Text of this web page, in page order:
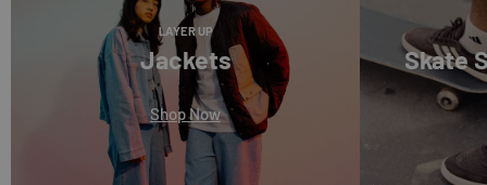
LAYER UP
Jackets
Shop Now
Skate